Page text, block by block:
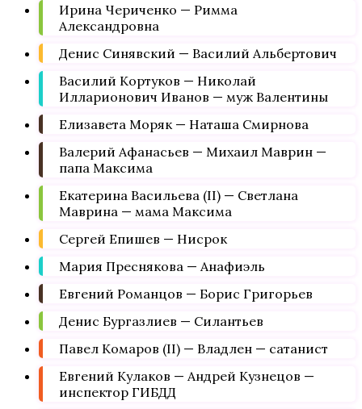
Ирина Чериченко — Римма
Александровна
Денис Синявский — Василий Альбертович
Василий Кортуков — Николай
Илларионович Иванов — муж Валентины
Елизавета Моряк — Наташа Смирнова
Валерий Афанасьев — Михаил Маврин —
папа Максима
Екатерина Васильева (II) — Светлана
Маврина — мама Максима
Сергей Епишев — Нисрок
Мария Преснякова — Анафиэль
Евгений Романцов — Борис Григорьев
Денис Бургазлиев — Силантьев
Павел Комаров (II) — Владлен — сатанист
Евгений Кулаков — Андрей Кузнецов —
инспектор ГИБДД